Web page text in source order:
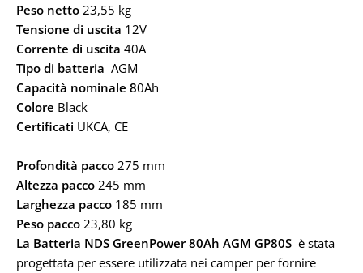
Peso netto 23,55 kg
Tensione di uscita 12V
Corrente di uscita 40A
Tipo di batteria AGM
Capacità nominale 80Ah
Colore Black
Certificati UKCA, CE
Profondità pacco 275 mm
Altezza pacco 245 mm
Larghezza pacco 185 mm
Peso pacco 23,80 kg
La Batteria NDS GreenPower 80Ah AGM GP80S è stata
progettata per essere utilizzata nei camper per fornire